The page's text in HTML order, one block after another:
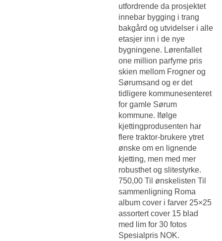
utfordrende da prosjektet
innebar bygging i trang
bakgård og utvidelser i alle
etasjer inn i de nye
bygningene. Lørenfallet
one million parfyme pris
skien mellom Frogner og
Sørumsand og er det
tidligere kommunesenteret
for gamle Sørum
kommune. Ifølge
kjettingprodusenten har
flere traktor-brukere ytret
ønske om en lignende
kjetting, men med mer
robusthet og slitestyrke.
750,00 Til ønskelisten Til
sammenligning Roma
album cover i farver 25×25
assortert cover 15 blad
med lim for 30 fotos
Spesialpris NOK.